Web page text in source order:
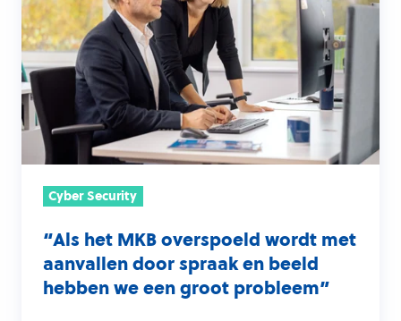
overspoeld
wordt
met
aanvallen
door
spraak
en
beeld
hebben
een
groot
Cyber Security
“Als het MKB overspoeld wordt met
aanvallen door spraak en beeld
hebben we een groot probleem”